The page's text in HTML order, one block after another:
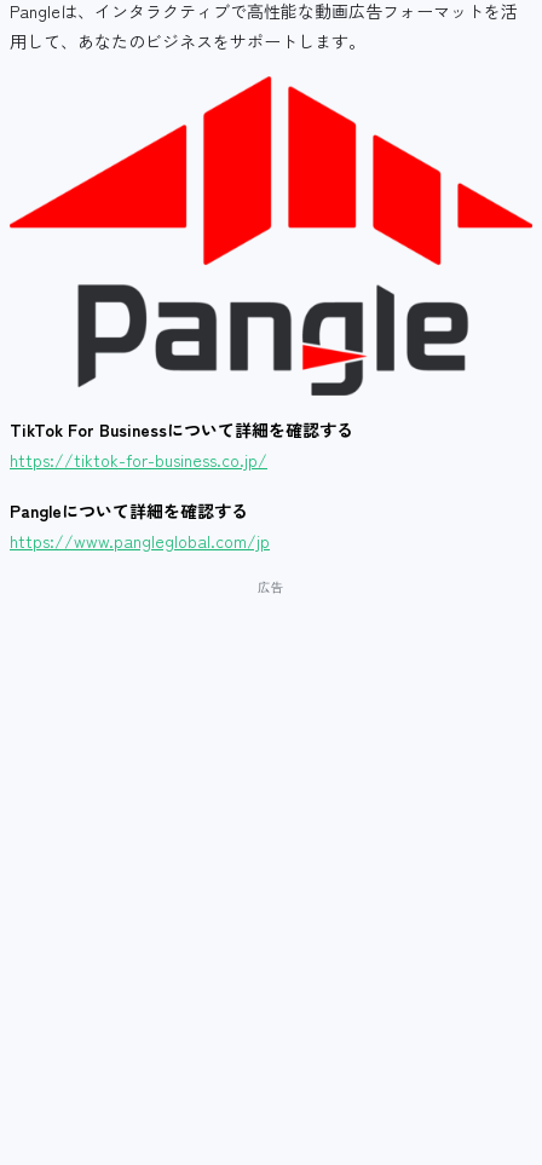
Pangleは、インタラクティブで高性能な動画広告フォーマットを活
用して、あなたのビジネスをサポートします。
TikTok For Businessについて詳細を確認する
https://tiktok-for-business.co.jp/
Pangleについて詳細を確認する
https://www.pangleglobal.com/jp